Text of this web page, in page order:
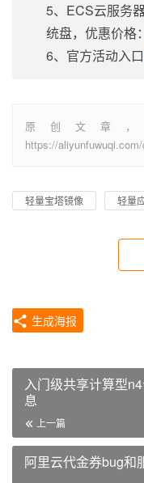
5、ECS云服务
统盘，优惠价格
6、官方活动入口
原创文章
https://
轻量宝塔镜像 轻量
生成海报
入门级共享计算型
息
上一篇
阿里云代金券bug和